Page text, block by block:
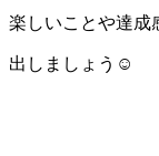
楽しいことや達成
出しましょう☺